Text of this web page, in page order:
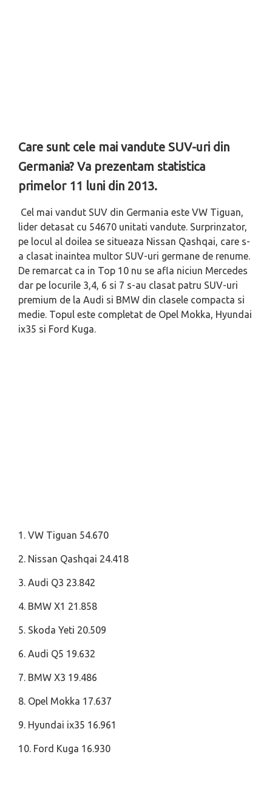
Care sunt cele mai vandute SUV-uri din
Germania? Va prezentam statistica
primelor 11 luni din 2013.
Cel mai vandut SUV din Germania este VW Tiguan,
lider detasat cu 54670 unitati vandute. Surprinzator,
pe locul al doilea se situeaza Nissan Qashqai, care s-
a clasat inaintea multor SUV-uri germane de renume.
De remarcat ca in Top 10 nu se afla niciun Mercedes
dar pe locurile 3,4, 6 si 7 s-au clasat patru SUV-uri
premium de la Audi si BMW din clasele compacta si
medie. Topul este completat de Opel Mokka, Hyundai
ix35 si Ford Kuga.
1. VW Tiguan 54.670
2. Nissan Qashqai 24.418
3. Audi Q3 23.842
4. BMW X1 21.858
5. Skoda Yeti 20.509
6. Audi Q5 19.632
7. BMW X3 19.486
8. Opel Mokka 17.637
9. Hyundai ix35 16.961
10. Ford Kuga 16.930